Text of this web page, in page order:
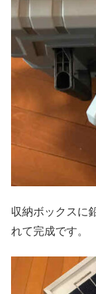
収納ボックスに
れて完成です。